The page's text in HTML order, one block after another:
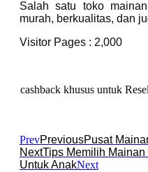
Salah satu toko
murah, berkualitas, dan
Visitor Pages : 2,000
khusus untuk Reseller
PrevPreviousPusat
NextTips Memilih
Untuk AnakNext